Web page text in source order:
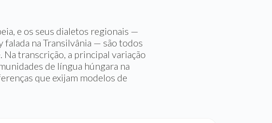
e os seus dialetos regionais —
falada na Transilvânia — são todos
transcrição, a principal variação
de língua húngara na
que exijam modelos de